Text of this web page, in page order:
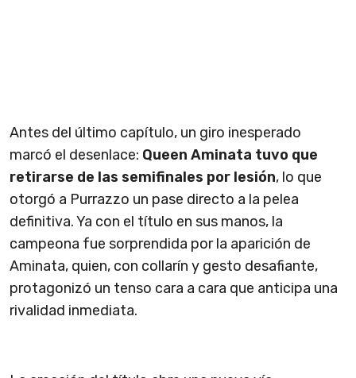
Antes del último capítulo, un giro inesperado
marcó el desenlace: Queen Aminata tuvo que
retirarse de las semifinales por lesión, lo que
otorgó a Purrazzo un pase directo a la pelea
definitiva. Ya con el título en sus manos, la
campeona fue sorprendida por la aparición de
Aminata, quien, con collarín y gesto desafiante,
protagonizó un tenso cara a cara que anticipa una
rivalidad inmediata.